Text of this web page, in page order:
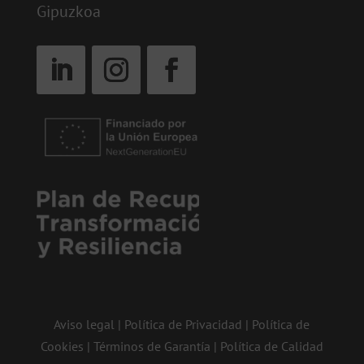
Gipuzkoa
Aviso legal | Política de Privacidad | Política de
Cookies | Términos de Garantía | Política de Calidad